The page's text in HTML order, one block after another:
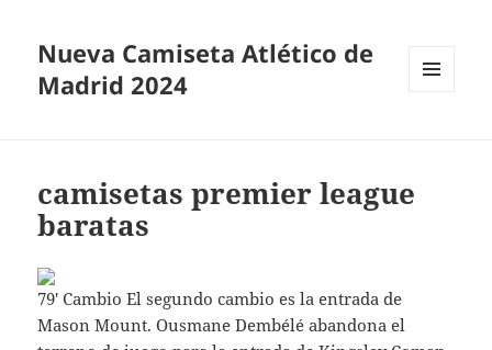
Nueva Camiseta Atlético de
Madrid 2024
camisetas premier league
baratas
79′ Cambio El segundo cambio es la entrada de
Mason Mount. Ousmane Dembélé abandona el